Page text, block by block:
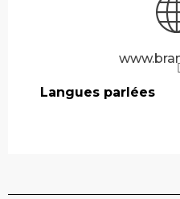
Langues parlées
Langues parlées